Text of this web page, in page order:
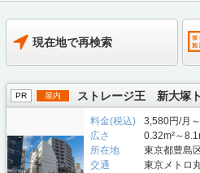
現在地で再検索
PR 屋内 ストレージ王 新大塚
料金(税込)
3,580円/月
広さ
0.32m²～
所在地
東京都豊島
交通
東京メトロ